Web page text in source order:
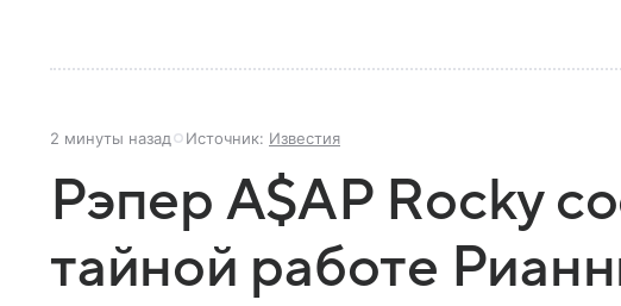
2 минуты назад Источник: Известия
Рэпер A$AP Rocky
тайной работе